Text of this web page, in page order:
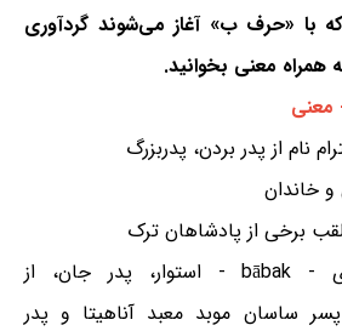
که با «حرف ب» آغاز می‌شوند گردآوری
همراه معنی بخوانید.
معنی
بابَک - اوستایی، پهلوی - bābak - استوار، پدر جان، از
ساسان موبد معبد آناهیتا و پدر